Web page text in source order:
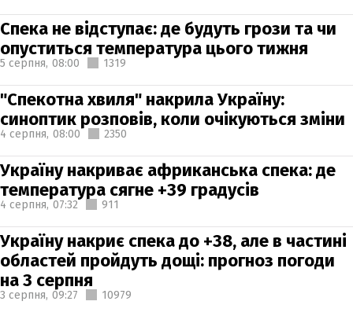
Спека не відступає: де будуть грози та чи
опуститься температура цього тижня
5 серпня, 08:00 1319
"Спекотна хвиля" накрила Україну:
синоптик розповів, коли очікуються зміни
4 серпня, 08:00 2350
Україну накриває африканська спека: де
температура сягне +39 градусів
4 серпня, 07:32 911
Україну накриє спека до +38, але в частині
областей пройдуть дощі: прогноз погоди
на 3 серпня
3 серпня, 09:27 10979